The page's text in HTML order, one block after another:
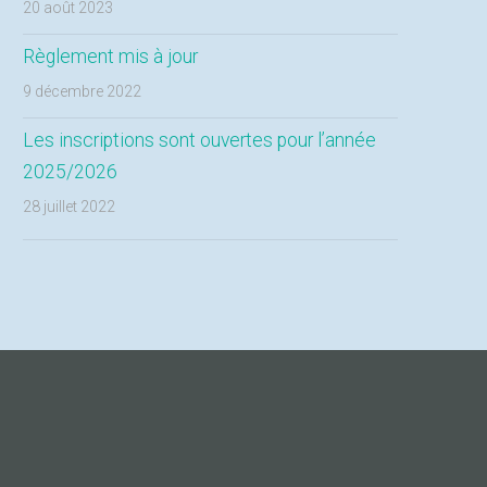
20 août 2023
Règlement mis à jour
9 décembre 2022
Les inscriptions sont ouvertes pour l’année
2025/2026
28 juillet 2022